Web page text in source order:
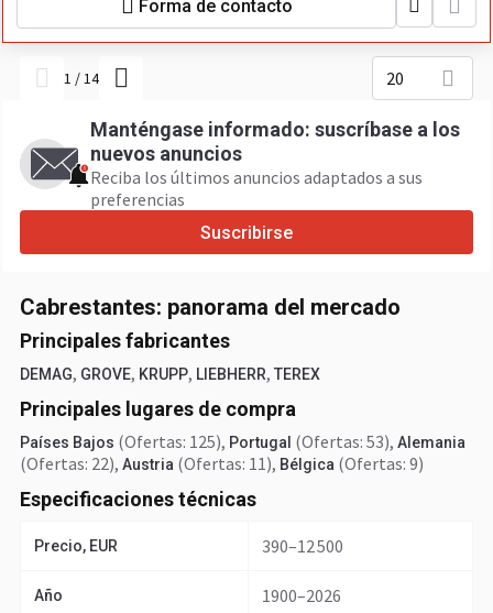
Forma de contacto
1 /14 20
Manténgase informado: suscríbase a los
nuevos anuncios
Reciba los últimos anuncios adaptados a sus
preferencias
Suscribirse
Cabrestantes: panorama del mercado
Principales fabricantes
DEMAG, GROVE, KRUPP, LIEBHERR, TEREX
Principales lugares de compra
Países Bajos (Ofertas: 125), Portugal (Ofertas: 53), Alemania
(Ofertas: 22), Austria (Ofertas: 11), Bélgica (Ofertas: 9)
Especificaciones técnicas
Precio, EUR 390–12 500
Año 1900–2026